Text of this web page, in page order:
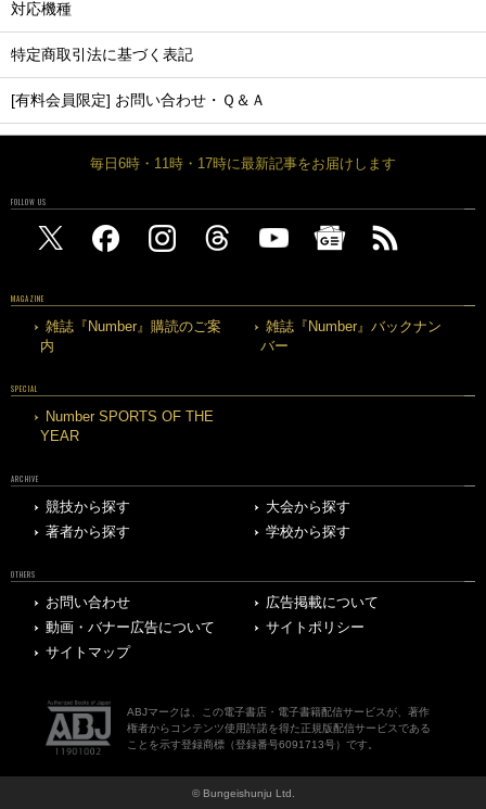
対応機種
特定商取引法に基づく表記
[有料会員限定] お問い合わせ・Ｑ＆Ａ
毎日6時・11時・17時に最新記事をお届けします
FOLLOW US
MAGAZINE
雑誌『Number』購読のご案
内
雑誌『Number』バックナン
バー
SPECIAL
Number SPORTS OF THE
YEAR
ARCHIVE
競技から探す
大会から探す
著者から探す
学校から探す
OTHERS
お問い合わせ
広告掲載について
動画・バナー広告について
サイトポリシー
サイトマップ
ABJマークは、この電子書店・電子書籍配信サービスが、著作
権者からコンテンツ使用許諾を得た正規版配信サービスである
ことを示す登録商標（登録番号6091713号）です。
© Bungeishunju Ltd.